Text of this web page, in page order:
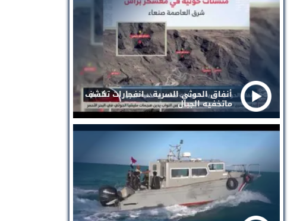
أنفاق الحوثي السرية .. انفجارات تكشف
ماتخفيه الجبال